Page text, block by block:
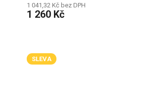
1 041,32 Kč bez DPH
1 260 Kč
SLEVA